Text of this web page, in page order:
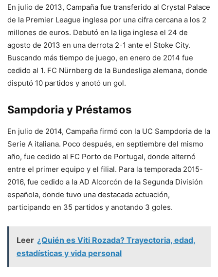
En julio de 2013, Campaña fue transferido al Crystal Palace
de la Premier League inglesa por una cifra cercana a los 2
millones de euros. Debutó en la liga inglesa el 24 de
agosto de 2013 en una derrota 2-1 ante el Stoke City.
Buscando más tiempo de juego, en enero de 2014 fue
cedido al 1. FC Nürnberg de la Bundesliga alemana, donde
disputó 10 partidos y anotó un gol.
Sampdoria y Préstamos
En julio de 2014, Campaña firmó con la UC Sampdoria de la
Serie A italiana. Poco después, en septiembre del mismo
año, fue cedido al FC Porto de Portugal, donde alternó
entre el primer equipo y el filial. Para la temporada 2015-
2016, fue cedido a la AD Alcorcón de la Segunda División
española, donde tuvo una destacada actuación,
participando en 35 partidos y anotando 3 goles.
Leer ¿Quién es Viti Rozada? Trayectoria, edad,
estadísticas y vida personal